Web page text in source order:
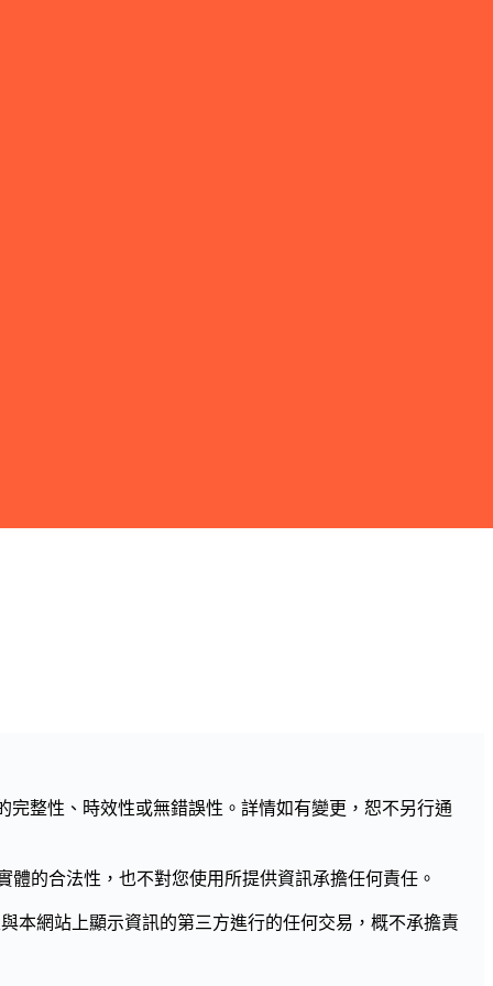
能準確、安全地發送或接收國際電匯。
整性、時效性或無錯誤性。詳情如有變更，恕不另行通
的合法性，也不對您使用所提供資訊承擔任何責任。
本網站上顯示資訊的第三方進行的任何交易，概不承擔責